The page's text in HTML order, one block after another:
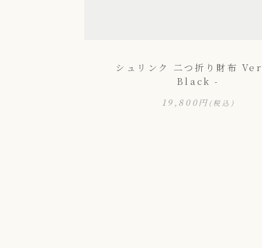
シュリンク 二つ折り財布
Black -
19,800円 (税込)